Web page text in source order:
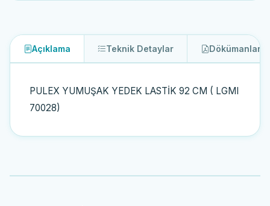
Açıklama Teknik Detaylar Dökümanlar
PULEX YUMUŞAK YEDEK LASTİK 92 CM ( LGMI
70028)